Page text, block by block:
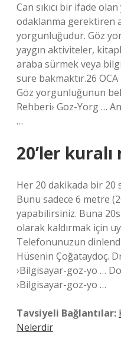
Can sıkıcı bir ifade
odaklanma gerektiren
yorgunluğudur. Göz
yaygın aktiviteler,
araba sürmek veya
süre bakmaktır.26
Göz yorgunluğunun
Rehberi› Goz-Yorg …
…
20’ler kuralı
Her 20 dakikada bir 20
Bunu sadece 6 metre
yapabilirsiniz. Buna 20s
olarak kaldırmak için
Telefonunuzun
Hüsenin Çoğataydoç.
›Bilgisayar-goz-yo …
›Bilgisayar-goz-yo …
Tavsiyeli Bağlantılar:
Nelerdir